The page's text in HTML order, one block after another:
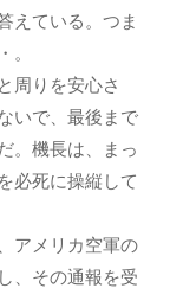
えている。つま
。
周りを安心さ
いで、最後まで
。機長は、まっ
必死に操縦して
アメリカ空軍の
、その通報を受